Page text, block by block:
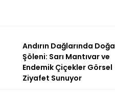
Andırın Dağlarında Doğa
Şöleni: Sarı Mantıvar ve
Endemik Çiçekler Görsel
Ziyafet Sunuyor